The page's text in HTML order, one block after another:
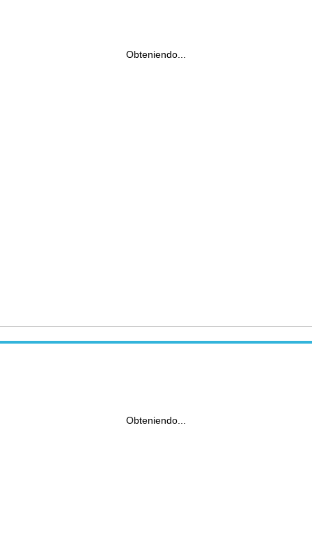
Obteniendo...
Obteniendo...